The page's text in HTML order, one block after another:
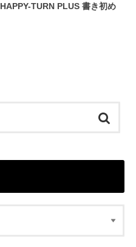
HAPPY-TURN PLUS 書き初め